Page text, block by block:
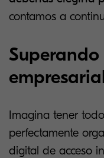
contamos a
Superando
Imagina tener
perfectamente
digital de acceso